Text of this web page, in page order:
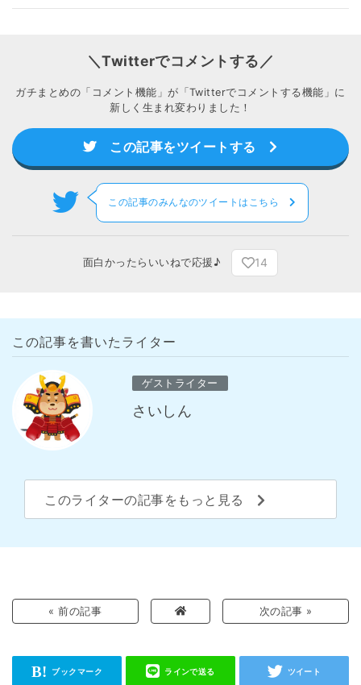
＼Twitterでコメントする／
ガチまとめの「コメント機能」が「Twitterでコメントする機能」に
新しく生まれ変わりました！
この記事をツイートする
この記事のみんなのツイートはこちら
面白かったらいいねで応援♪ 14
この記事を書いたライター
ゲストライター
さいしん
このライターの記事をもっと見る
« 前の記事 次の記事 »